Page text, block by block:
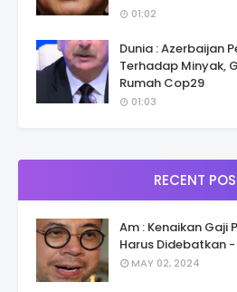
01:02
Dunia : Azerbaijan
Terhadap Minyak,
Rumah Cop29
01:03
RECENT
Am : Kenaikan Gaji
Harus Didebatkan -
MAY 02, 2024